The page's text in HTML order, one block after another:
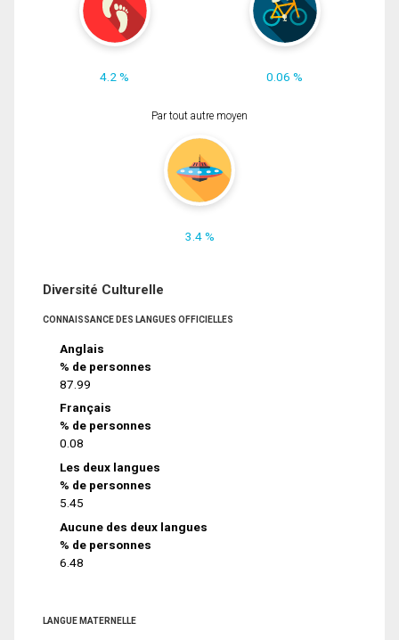
4.2 % 0.06 %
Par tout autre moyen
3.4 %
Diversité Culturelle
CONNAISSANCE DES LANGUES OFFICIELLES
Anglais
% de personnes
87.99
Français
% de personnes
0.08
Les deux langues
% de personnes
5.45
Aucune des deux langues
% de personnes
6.48
LANGUE MATERNELLE